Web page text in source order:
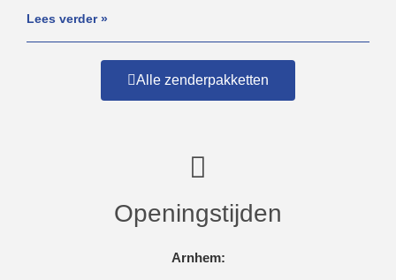
Lees verder »
Alle zenderpakketten
Openingstijden
Arnhem: